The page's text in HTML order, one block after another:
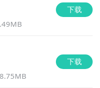
下载
下载